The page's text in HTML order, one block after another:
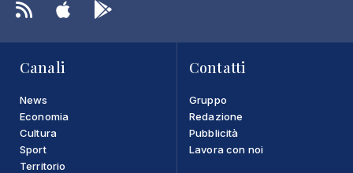
Canali
News
Economia
Cultura
Sport
Territorio
Contatti
Gruppo
Redazione
Pubblicità
Lavora con noi